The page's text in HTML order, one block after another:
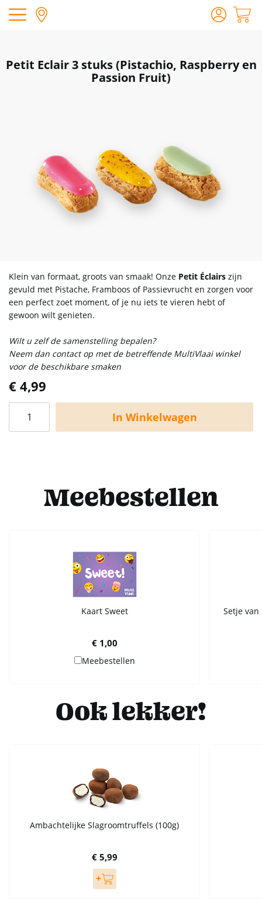
Petit Eclair 3 stuks (Pistachio, Raspberry en
Passion Fruit)
Klein van formaat, groots van smaak! Onze Petit Éclairs zijn
gevuld met Pistache, Framboos of Passievrucht en zorgen voor
een perfect zoet moment, of je nu iets te vieren hebt of
gewoon wilt genieten.
Wilt u zelf de samenstelling bepalen?
Neem dan contact op met de betreffende MultiVlaai winkel
voor de beschikbare smaken
€ 4,99
In Winkelwagen
Meebestellen
Kaart Sweet
€ 1,00
Meebestellen
Setje
Ook lekker!
Ambachtelijke Slagroomtruffels (100g)
€ 5,99